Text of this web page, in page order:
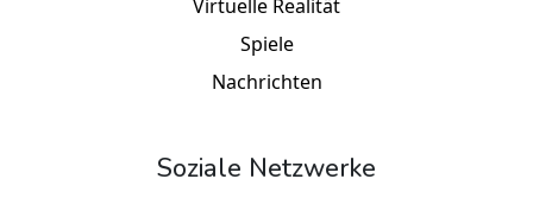
Virtuelle Realität
Spiele
Nachrichten
Soziale Netzwerke